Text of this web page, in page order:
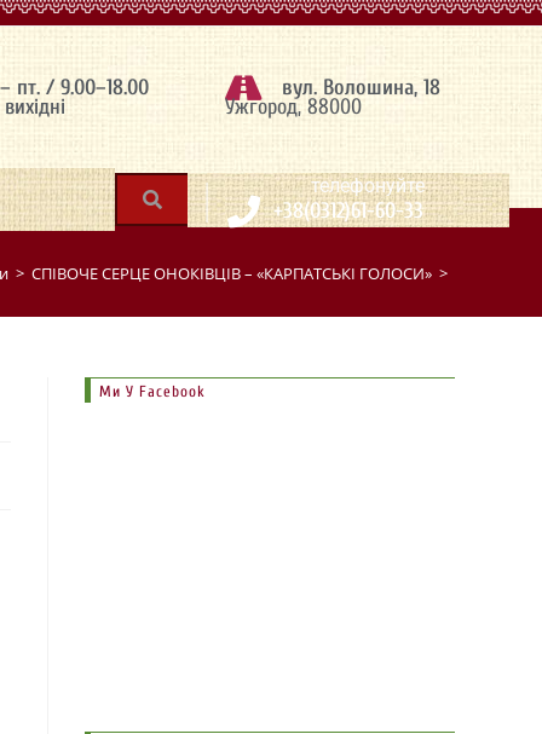
пт. / 9.00–18.00 вул. Волошина, 18
Ужгород, 88000
| телефонуйте
+38(0312)61-60-33
> СПІВОЧЕ СЕРЦЕ ОНОКІВЦІВ – «КАРПАТСЬКІ ГОЛОСИ» >
Ми У Facebook